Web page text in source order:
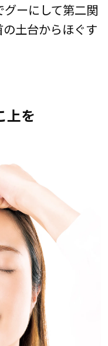
ーにして第二関
土台からほぐす
上を